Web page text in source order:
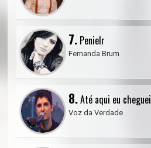
7. Penielr
Fernanda Brum
8.Até aqui eu cheguei
Voz da Verdade